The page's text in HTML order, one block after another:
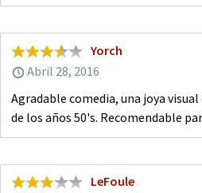
Yorch
Abril 28, 2016
Agradable comedia, una joya
de los años 50's. Recomendable
LeFoule